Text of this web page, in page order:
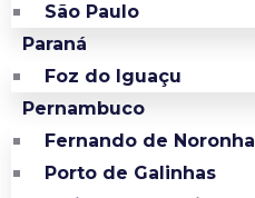
São Paulo
Paraná
Foz do Iguaçu
Pernambuco
Fernando de Noronha
Porto de Galinhas